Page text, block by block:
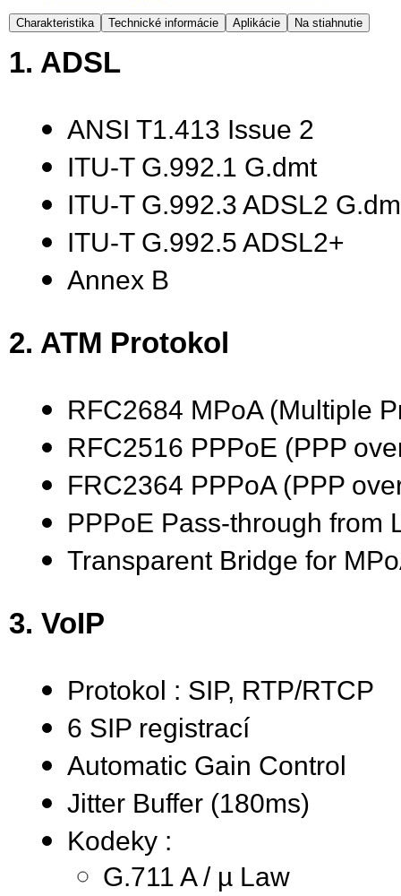
Charakteristika Technické informácie Aplikácie Na stiahnutie
1. ADSL
ANSI T1.413 Issue 2
ITU-T G.992.1 G.dmt
ITU-T G.992.3 ADSL2
ITU-T G.992.5 ADSL2+
Annex B
2. ATM Protokol
RFC2684 MPoA (Multiple
RFC2516 PPPoE (PPP
FRC2364 PPPoA (PPP
PPPoE Pass-through from
Transparent Bridge for
3. VoIP
Protokol : SIP, RTP/RTCP
6 SIP registrací
Automatic Gain Control
Jitter Buffer (180ms)
Kodeky :
G.711 A / µ Law